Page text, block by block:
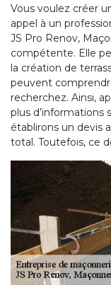
Vous voulez créer
appel à un
JS Pro Renov,
compétente. Elle
la création de
peuvent
recherchez. Ainsi,
plus d’informations
établirons un devis
total. Toutefois, ce